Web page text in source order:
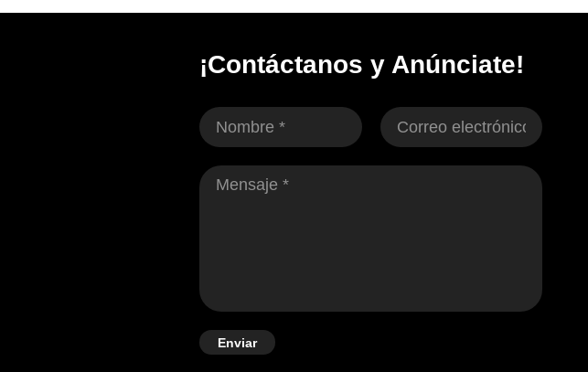
¡Contáctanos y Anúnciate!
Enviar